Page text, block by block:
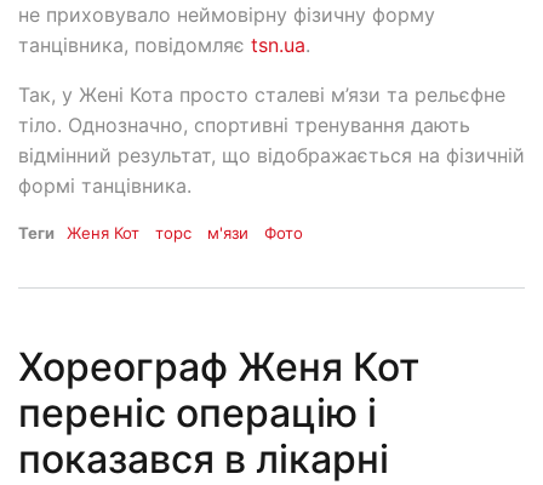
не приховувало неймовірну фізичну форму
танцівника, повідомляє tsn.ua.
Так, у Жені Кота просто сталеві м’язи та рельєфне
тіло. Однозначно, спортивні тренування дають
відмінний результат, що відображається на фізичній
формі танцівника.
Теги Женя Кот торс м'язи Фото
Хореограф Женя Кот
переніс операцію і
показався в лікарні